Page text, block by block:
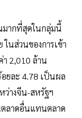
มากที่สุดในกลุ่มนี้
นส่วนของการเข้า
2,010 ล้าน
ยละ 4.78 เป็นผล
ว่างจีน-สหรัฐฯ
ลาดอื่นแทนตลาด